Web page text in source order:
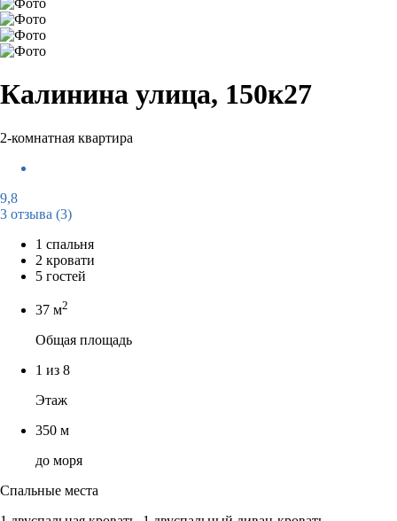
Калинина улица, 150к27
2-комнатная квартира
9,8
3 отзыва (3)
1 спальня
2 кровати
5 гостей
37 м2
Общая площадь
1 из 8
Этаж
350 м
до моря
Спальные места